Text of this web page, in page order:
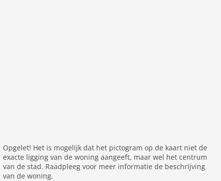
Opgelet! Het is mogelijk dat het pictogram op de kaart niet de
exacte ligging van de woning aangeeft, maar wel het centrum
van de stad. Raadpleeg voor meer informatie de beschrijving
van de woning.